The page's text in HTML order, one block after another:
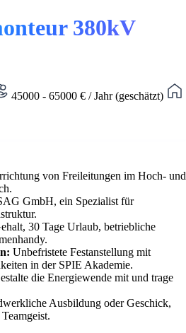
380kV
45000 - 65000 € / Jahr (geschätzt)
von Freileitungen im Hoch- und
GmbH, ein Spezialist für
30 Tage Urlaub, betriebliche
Unbefristete Festanstellung mit
in der SPIE Akademie.
die Energiewende mit und trage
Ausbildung oder Geschick,